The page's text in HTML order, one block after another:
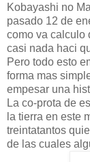
Kobayashi no
pasado 12 de
como va calculo
casi nada haci
Pero todo esto
forma mas
empesar una
La co-prota de
la tierra en este
treintatantos
de las cuales